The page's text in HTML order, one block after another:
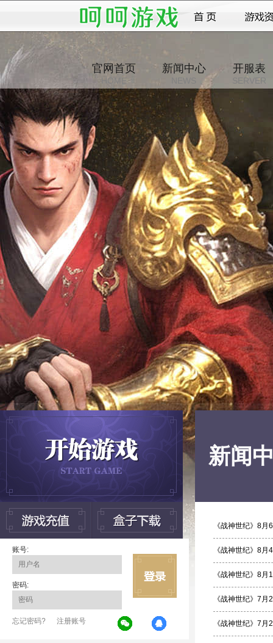
官网首页
HOME
新闻中心
NEWS
开服表
SERVER
账号:
密码:
忘记密码? 注册账号
新闻
《战神世纪》8月
《战神世纪》8月
《战神世纪》8月
《战神世纪》7月
《战神世纪》7月